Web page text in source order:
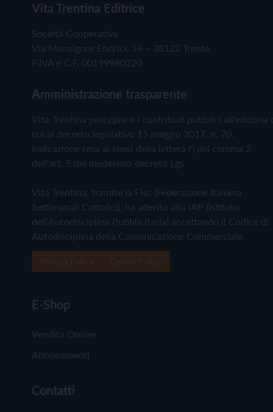
Vita Trentina Editrice
Società Cooperativa
Via Monsignor Endrici, 14 – 38122 Trento
P.IVA e C.F. 00199960220
Amministrazione trasparente
Vita Trentina percepisce i contributi pubblici all'editoria
cui al decreto legislativo 15 maggio 2017, n. 70.
Indicazione resa ai sensi della lettera f) del comma 2
dell'art. 5 del medesimo decreto Lgs.
Vita Trentina, tramite la Fisc (Federazione Italiana
Settimanali Cattolici), ha aderito allo IAP (Istituto
dell'Autodisciplina Pubblicitaria) accettando il Codice di
Autodisciplina della Comunicazione Commerciale
E-Shop
Vendita Online
Abbonamenti
Contatti